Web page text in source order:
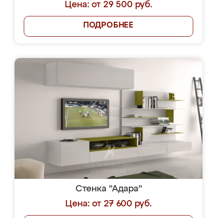
Цена: от 29 500 руб.
ПОДРОБНЕЕ
Стенка "Адара"
Цена: от 27 600 руб.